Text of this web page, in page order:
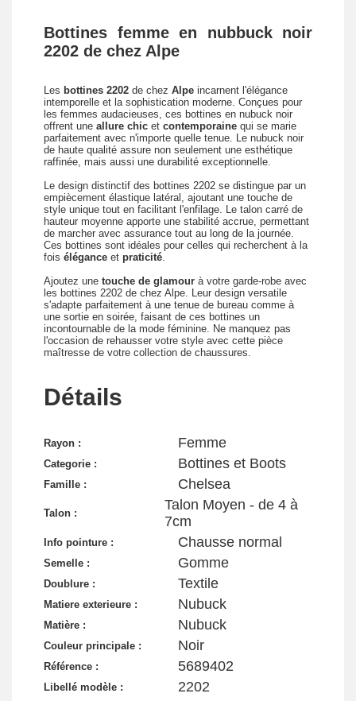
Bottines femme en nubbuck noir
2202 de chez Alpe
Les bottines 2202 de chez Alpe incarnent l'élégance
intemporelle et la sophistication moderne. Conçues pour
les femmes audacieuses, ces bottines en nubuck noir
offrent une allure chic et contemporaine qui se marie
parfaitement avec n'importe quelle tenue. Le nubuck noir
de haute qualité assure non seulement une esthétique
raffinée, mais aussi une durabilité exceptionnelle.
Le design distinctif des bottines 2202 se distingue par un
empiècement élastique latéral, ajoutant une touche de
style unique tout en facilitant l'enfilage. Le talon carré de
hauteur moyenne apporte une stabilité accrue, permettant
de marcher avec assurance tout au long de la journée.
Ces bottines sont idéales pour celles qui recherchent à la
fois élégance et praticité
Ajoutez une touche de glamour à votre garde-robe avec
les bottines 2202 de chez Alpe. Leur design versatile
s'adapte parfaitement à une tenue de bureau comme à
une sortie en soirée, faisant de ces bottines un
incontournable de la mode féminine. Ne manquez pas
l'occasion de rehausser votre style avec cette pièce
maîtresse de votre collection de chaussures.
Détails
Rayon : Femme
Categorie : Bottines et Boots
Famille : Chelsea
Talon :
Talon Moyen - de 4 à
7cm
Info pointure : Chausse normal
Semelle : Gomme
Doublure : Textile
Matiere exterieure : Nubuck
Matière : Nubuck
Couleur principale : Noir
Référence : 5689402
Libellé modèle : 2202